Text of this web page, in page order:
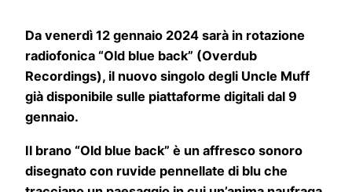
Da venerdì 12 gennaio 2024 sarà in rotazione
radiofonica “Old blue back” (Overdub
Recordings), il nuovo singolo degli Uncle Muff
già disponibile sulle piattaforme digitali dal 9
gennaio.
Il brano “Old blue back” è un affresco sonoro
disegnato con ruvide pennellate di blu che